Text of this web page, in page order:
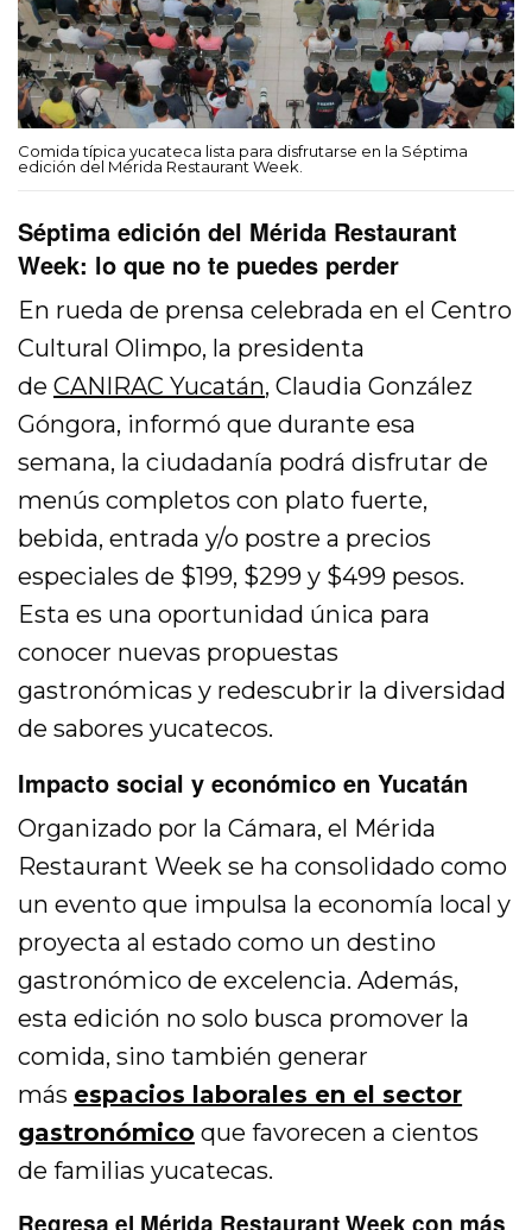
Comida típica yucateca lista para disfrutarse en la Séptima
edición del Mérida Restaurant Week.
Séptima edición del Mérida Restaurant
Week: lo que no te puedes perder
En rueda de prensa celebrada en el Centro
Cultural Olimpo, la presidenta
deCANIRAC Yucatán, Claudia González
Góngora, informó que durante esa
semana, la ciudadanía podrá disfrutar de
menús completos con plato fuerte,
bebida, entrada y/o postre a precios
especiales de $199, $299 y $499 pesos.
Esta es una oportunidad única para
conocer nuevas propuestas
gastronómicas y redescubrir la diversidad
de sabores yucatecos.
Impacto social y económico en Yucatán
Organizado por la Cámara, el Mérida
Restaurant Week se ha consolidado como
un evento que impulsa la economía local y
proyecta al estado como un destino
gastronómico de excelencia. Además,
esta edición no solo busca promover la
comida, sino también generar
más espacios laborales en el sector
gastronómico que favorecen a cientos
de familias yucatecas.
Regresa el Mérida Restaurant Week con más